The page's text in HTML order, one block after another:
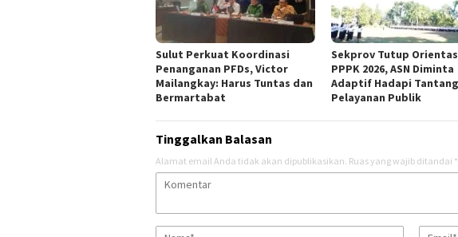
Sulut Perkuat Koordinasi
Penanganan PFDs, Victor
Mailangkay: Harus Tuntas dan
Bermartabat
Sekprov Tutup
PPPK 2026, ASN Diminta
Adaptif Hadapi
Pelayanan Publik
Tinggalkan Balasan
Alamat email Anda tidak akan dipublikasikan. Ruas yang wajib ditandai *